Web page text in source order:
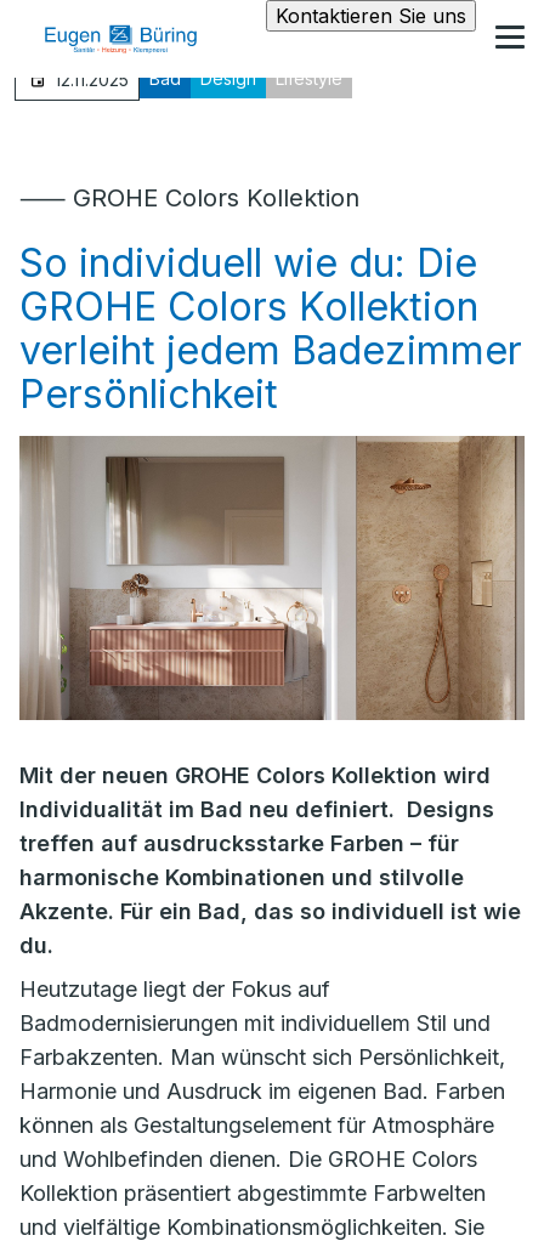
Kontaktieren Sie uns
12.11.2025 Bad Design Lifestyle
⸺ GROHE Colors Kollektion
So individuell wie du: Die
GROHE Colors Kollektion
verleiht jedem Badezimmer
Persönlichkeit
Mit der neuen GROHE Colors Kollektion wird
Individualität im Bad neu definiert. Designs
treffen auf ausdrucksstarke Farben – für
harmonische Kombinationen und stilvolle
Akzente. Für ein Bad, das so individuell ist wie
du.
Heutzutage liegt der Fokus auf
Badmodernisierungen mit individuellem Stil und
Farbakzenten. Man wünscht sich Persönlichkeit,
Harmonie und Ausdruck im eigenen Bad. Farben
können als Gestaltungselement für Atmosphäre
und Wohlbefinden dienen. Die GROHE Colors
Kollektion präsentiert abgestimmte Farbwelten
und vielfältige Kombinationsmöglichkeiten. Sie